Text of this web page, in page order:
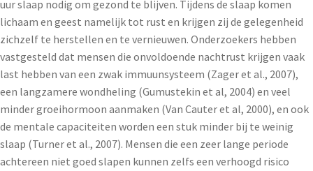
uur slaap nodig om gezond te blijven. Tijdens de slaap komen
lichaam en geest namelijk tot rust en krijgen zij de gelegenheid
zichzelf te herstellen en te vernieuwen. Onderzoekers hebben
vastgesteld dat mensen die onvoldoende nachtrust krijgen vaak
last hebben van een zwak immuunsysteem (Zager et al., 2007),
een langzamere wondheling (Gumustekin et al, 2004) en veel
minder groeihormoon aanmaken (Van Cauter et al, 2000), en ook
de mentale capaciteiten worden een stuk minder bij te weinig
slaap (Turner et al., 2007). Mensen die een zeer lange periode
achtereen niet goed slapen kunnen zelfs een verhoogd risico